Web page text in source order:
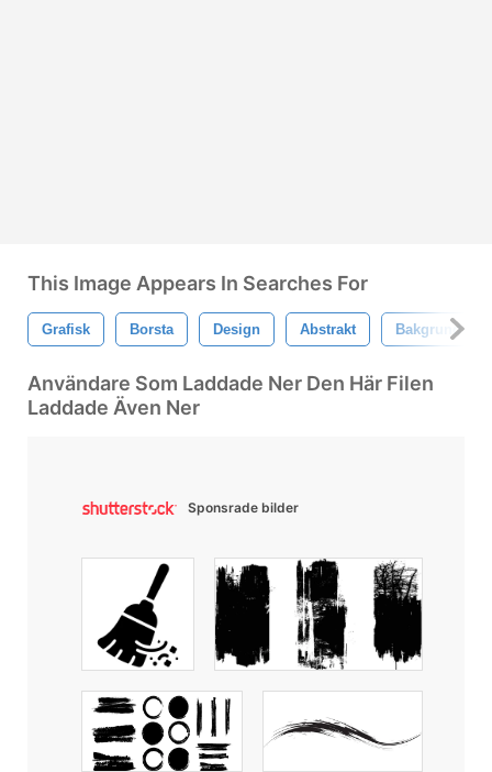
This Image Appears In Searches For
Grafisk Borsta Design Abstrakt Bakgrund
Användare Som Laddade Ner Den Här Filen
Laddade Även Ner
Sponsrade bilder